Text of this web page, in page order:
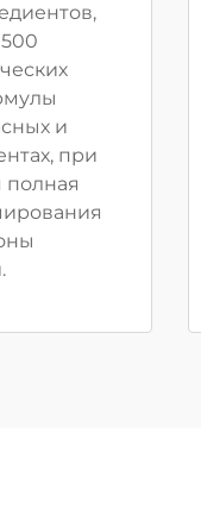
и
при
полная